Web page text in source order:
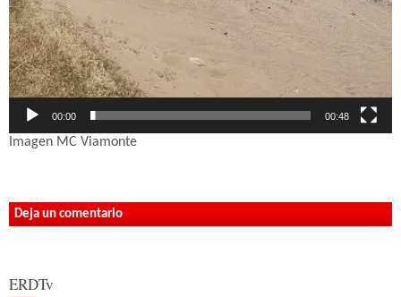
00:00 00:48
Imagen MC Viamonte
Deja un comentario
ERDTv